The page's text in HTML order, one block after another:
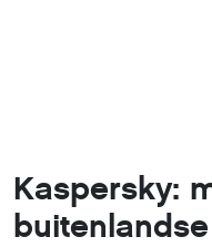
Kaspersky: